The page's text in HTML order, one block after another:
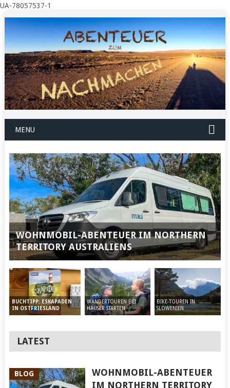
UA-78057537-1
MENU
WOHNMOBIL-ABENTEUER IM NORTHERN
TERRITORY AUSTRALIENS
BUCHTIPP: ESKAPADEN
IN OSTFRIESLAND
BIKE-TOUREN IN
SLOWENIEN
WANDERTOUREN BEI
HAUSER STARTEN
LATEST
BLOG
WOHNMOBIL-ABENTEUER
IM NORTHERN TERRITORY